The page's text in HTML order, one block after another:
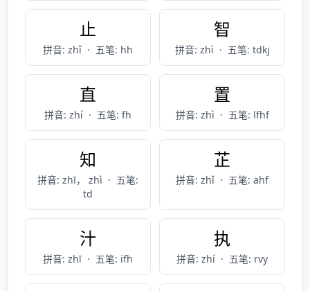
止
拼音: zhǐ · 五笔: hh
智
拼音: zhì · 五笔: tdkj
直
拼音: zhí · 五笔: fh
置
拼音: zhì · 五笔: lfhf
知
拼音: zhī， zhì · 五笔:
td
芷
拼音: zhǐ · 五笔: ahf
汁
拼音: zhī · 五笔: ifh
执
拼音: zhí · 五笔: rvy